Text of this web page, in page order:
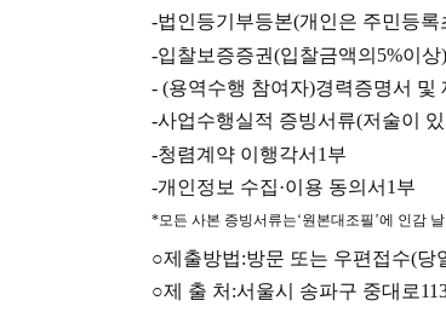
-법인등기부등본(개인은 주민등록
-입찰보증증권(입찰금액의 5%이상)
- (용역수행 참여자)경력증명서 및
-사업수행실적 증빙서류(저술이
-청렴계약 이행각서 1 부
-개인정보 수집·이용 동의서 1 부
*모든 사본 증빙서류는‘원본대조필 ’에 인감
○제출방법:방문 또는 우편접수(당
○제 출 처 :서울시 송파구 중대로